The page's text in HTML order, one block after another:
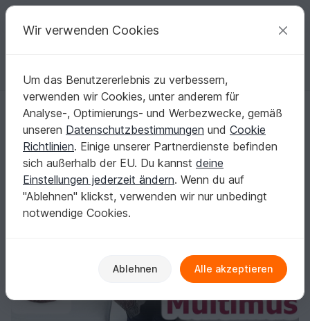
Deine kreativen Ideen
Deutsch | € (EUR) einloggen Kostenlos registrieren
Startseite Stricken Tücher Dreieckstücher
Tuch "Multimus" mit 1 Bobbel-Cotton XTRA von Woolly Hugs stricken
Tuch "Multimus" mit 1 Bobbel-Cotton XTRA
von Woolly Hugs stricken
Wir verwenden Cookies
Um das Benutzererlebnis zu verbessern,
verwenden wir Cookies, unter anderem für
Analyse-, Optimierungs- und Werbezwecke, gemäß
unseren Datenschutzbestimmungen und Cookie
Richtlinien. Einige unserer Partnerdienste befinden
sich außerhalb der EU. Du kannst deine
Einstellungen jederzeit ändern. Wenn du auf
"Ablehnen" klickst, verwenden wir nur unbedingt
notwendige Cookies.
Ablehnen Alle akzeptieren